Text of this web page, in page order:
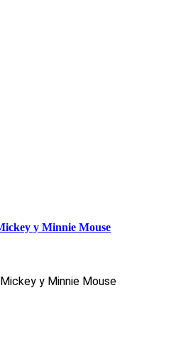
y Minnie Mouse
y Minnie Mouse